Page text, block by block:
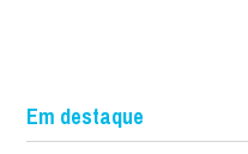
Em destaque